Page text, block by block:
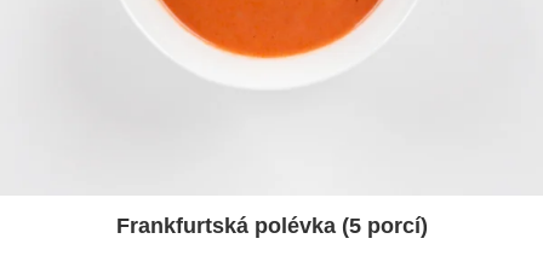
Frankfurtská polévka (5 porcí)